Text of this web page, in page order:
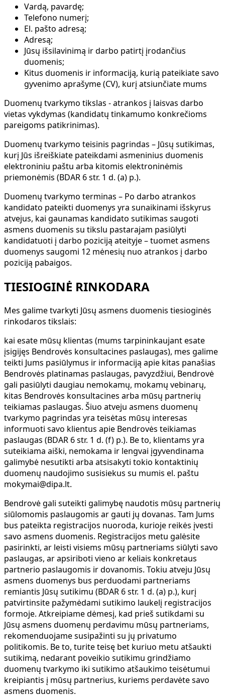
Vardą, pavardę;
Telefono numerį;
El. pašto adresą;
Adresą;
Jūsų išsilavinimą ir darbo patirtį įrodančius
duomenis;
Kitus duomenis ir informaciją, kurią pateikiate savo
gyvenimo aprašyme (CV), kurį atsiunčiate mums
Duomenų tvarkymo tikslas - atrankos į laisvas darbo
vietas vykdymas (kandidatų tinkamumo konkrečioms
pareigoms patikrinimas).
Duomenų tvarkymo teisinis pagrindas – Jūsų sutikimas,
kurį Jūs išreiškiate pateikdami asmeninius duomenis
elektroniniu paštu arba kitomis elektroninėmis
priemonėmis (BDAR 6 str. 1 d. (a) p.).
Duomenų tvarkymo terminas – Po darbo atrankos
kandidato pateikti duomenys yra sunaikinami išskyrus
atvejus, kai gaunamas kandidato sutikimas saugoti
asmens duomenis su tikslu pastarajam pasiūlyti
kandidatuoti į darbo poziciją ateityje – tuomet asmens
duomenys saugomi 12 mėnesių nuo atrankos į darbo
poziciją pabaigos.
TIESIOGINĖ RINKODARA
Mes galime tvarkyti Jūsų asmens duomenis tiesioginės
rinkodaros tikslais:
kai esate mūsų klientas (mums tarpininkaujant esate
įsigijęs Bendrovės konsultacines paslaugas), mes galime
teikti Jums pasiūlymus ir informaciją apie kitas panašias
Bendrovės platinamas paslaugas, pavyzdžiui, Bendrovė
gali pasiūlyti daugiau nemokamų, mokamų vebinarų,
kitas Bendrovės konsultacines arba mūsų partnerių
teikiamas paslaugas. Šiuo atveju asmens duomenų
tvarkymo pagrindas yra teisėtas mūsų interesas
informuoti savo klientus apie Bendrovės teikiamas
paslaugas (BDAR 6 str. 1 d. (f) p.). Be to, klientams yra
suteikiama aiški, nemokama ir lengvai įgyvendinama
galimybė nesutikti arba atsisakyti tokio kontaktinių
duomenų naudojimo susisiekus su mumis el. paštu
mokymai@dipa.lt.
Bendrovė gali suteikti galimybę naudotis mūsų partnerių
siūlomomis paslaugomis ar gauti jų dovanas. Tam Jums
bus pateikta registracijos nuoroda, kurioje reikės įvesti
savo asmens duomenis. Registracijos metu galėsite
pasirinkti, ar leisti visiems mūsų partneriams siūlyti savo
paslaugas, ar apsiriboti vieno ar keliais konkretaus
partnerio paslaugomis ir dovanomis. Tokiu atveju Jūsų
asmens duomenys bus perduodami partneriams
remiantis Jūsų sutikimu (BDAR 6 str. 1 d. (a) p.), kurį
patvirtinsite pažymėdami sutikimo laukelį registracijos
formoje. Atkreipiame dėmesį, kad prieš sutikdami su
Jūsų asmens duomenų perdavimu mūsų partneriams,
rekomenduojame susipažinti su jų privatumo
politikomis. Be to, turite teisę bet kuriuo metu atšaukti
sutikimą, nedarant poveikio sutikimu grindžiamo
duomenų tvarkymo iki sutikimo atšaukimo teisėtumui
kreipiantis į mūsų partnerius, kuriems perdavėte savo
asmens duomenis.